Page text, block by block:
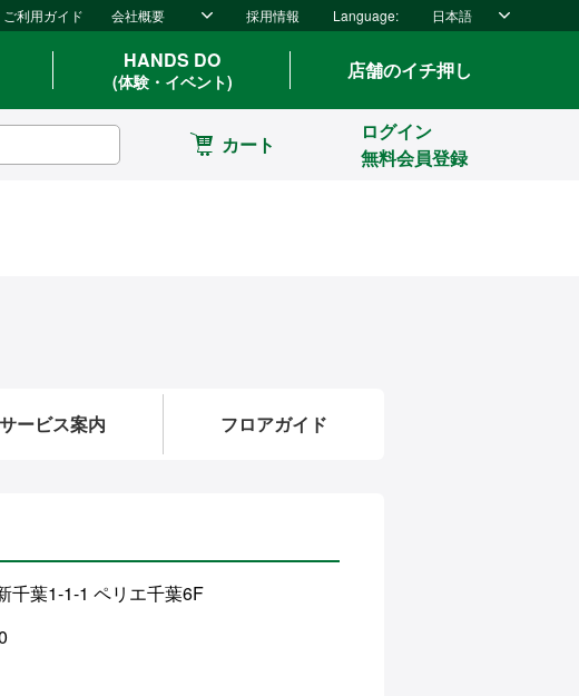
ご利用ガイド 会社概要 採用情報 Language: 日本語
HANDS DO
(体験・イベント) 店舗のイチ押し
カート
ログイン
無料会員登録
サービス案内 フロアガイド
千葉1-1-1 ペリエ千葉6F